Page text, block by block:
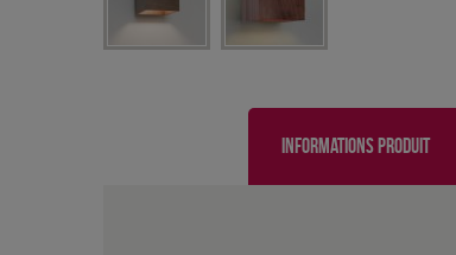
Informations produit